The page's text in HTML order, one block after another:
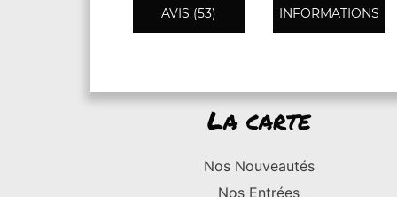
AVIS (53) INFORMATIONS
La carte
Nos Nouveautés
Nos Entrées